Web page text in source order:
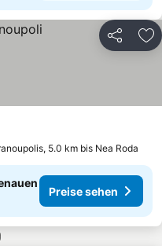
Teilen
5.0 km bis Nea Roda
Preise sehen